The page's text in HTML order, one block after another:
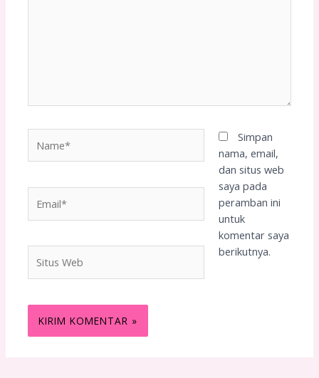
Web
Simpan
nama, email,
dan situs web
saya pada
peramban ini
untuk
komentar saya
berikutnya.